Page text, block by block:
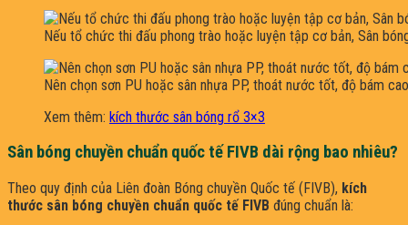
Nếu tổ chức thi đấu phong trào hoặc luyện tập cơ bản, Sân
Nên chọn sơn PU hoặc sân nhựa PP, thoát nước tốt, độ bám
Xem thêm: kích thước sân bóng rổ 3×3
Sân bóng chuyền chuẩn quốc tế FIVB dài rộng bao nhiêu?
Theo quy định của Liên đoàn Bóng chuyền Quốc tế (FIVB), kích
thước sân bóng chuyền chuẩn quốc tế FIVB đúng chuẩn là: